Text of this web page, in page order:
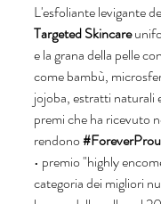
L'esfoliante levigante
Targeted Skincare
e la grana della pelle
come bambù,
jojoba, estratti naturali
premi che ha ricevuto
rendono
• premio "highly
categoria dei migliori